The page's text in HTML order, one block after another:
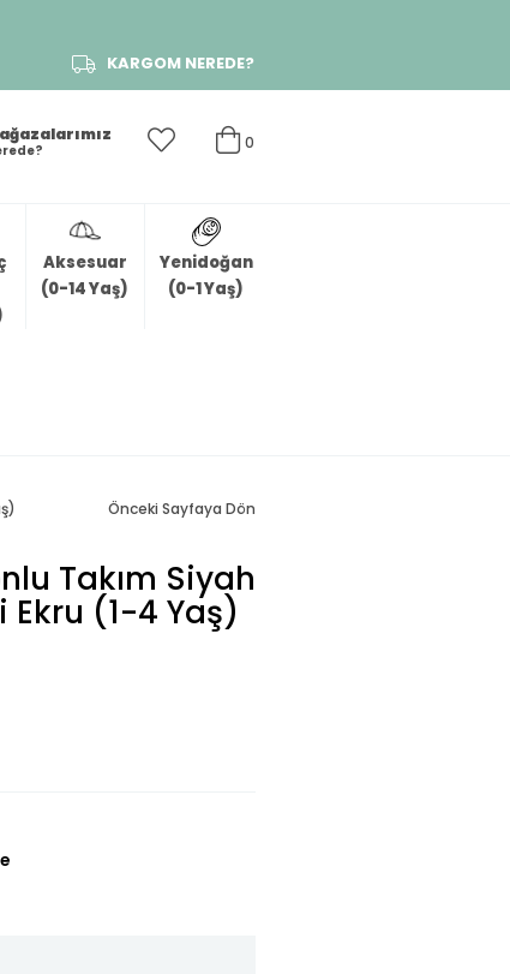
KARGOM NEREDE?
0
Aksesuar
(0-14 Yaş)
Yenidoğan
(0-1 Yaş)
Önceki Sayfaya Dön
Takım Siyah
Ekru (1-4 Yaş)